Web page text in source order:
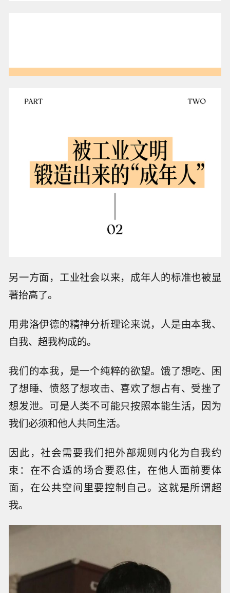
另一方面，工业社会以来，成年人的标准也被显
著抬高了。
用弗洛伊德的精神分析理论来说，人是由本我、
自我、超我构成的。
我们的本我，是一个纯粹的欲望。饿了想吃、困
了想睡、愤怒了想攻击、喜欢了想占有、受挫了
想发泄。可是人类不可能只按照本能生活，因为
我们必须和他人共同生活。
因此，社会需要我们把外部规则内化为自我约
束：在不合适的场合要忍住，在他人面前要体
面，在公共空间里要控制自己。这就是所谓超
我。